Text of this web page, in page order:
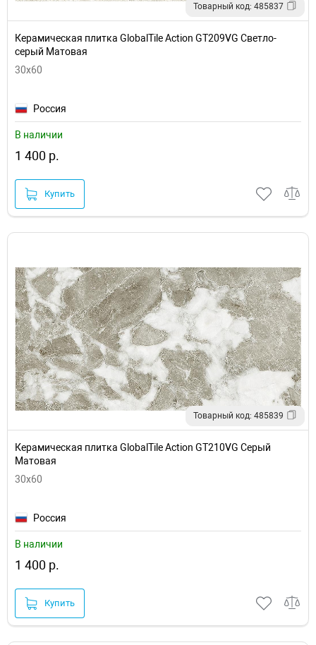
Товарный код: 485837
Керамическая плитка GlobalTile Action GT209VG Светло-
серый Матовая
30х60
Россия
В наличии
1 400 р.
Купить
Товарный код: 485839
Керамическая плитка GlobalTile Action GT210VG Серый
Матовая
30х60
Россия
В наличии
1 400 р.
Купить